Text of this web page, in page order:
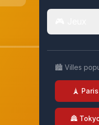
🏙️ Villes
🗼 Paris
🏯